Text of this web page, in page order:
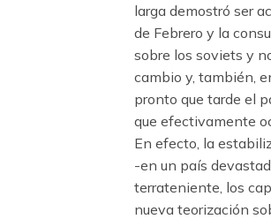
larga demostró ser
de Febrero y la
sobre los soviets y
cambio y, también,
pronto que tarde el
que efectivamente
En efecto, la
-en un país
terrateniente, los
nueva teorización